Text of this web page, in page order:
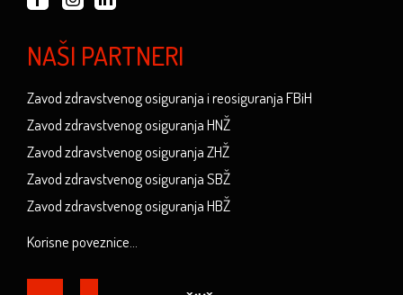
NAŠI PARTNERI
Zavod zdravstvenog osiguranja i reosiguranja FBiH
Zavod zdravstvenog osiguranja HNŽ
Zavod zdravstvenog osiguranja ZHŽ
Zavod zdravstvenog osiguranja SBŽ
Zavod zdravstvenog osiguranja HBŽ
Korisne poveznice...